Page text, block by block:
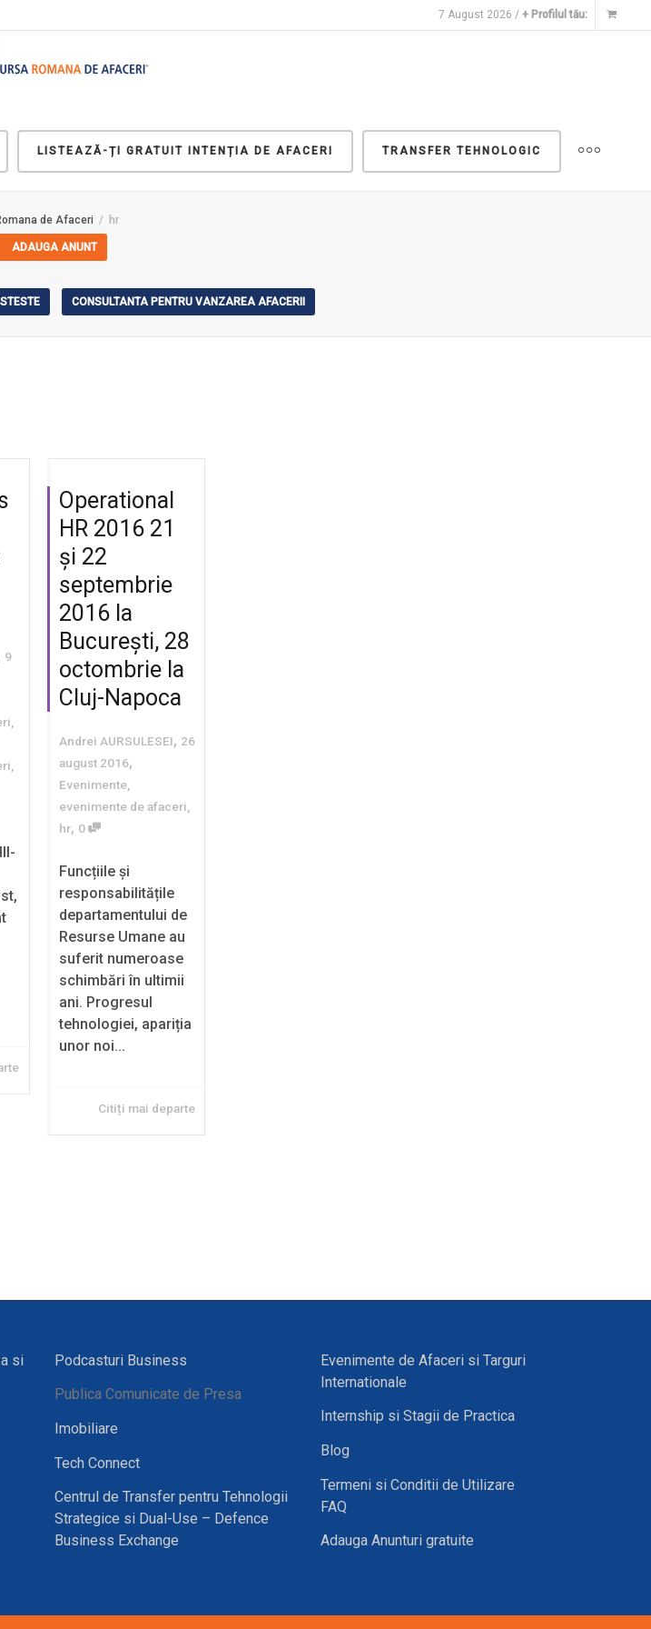
7 August 2026 / + Profilul tău:
LISTEAZĂ-ȚI GRATUIT INTENȚIA DE AFACERI TRANSFER TEHNOLOGIC
de Afaceri hr
ADAUGA ANUNT
CONSULTANTA PENTRU VANZAREA AFACERII
9
Operational
HR 2016 21
și 22
septembrie
2016 la
București, 28
octombrie la
Cluj-Napoca
Andrei AURSULESEI, 26
august 2016,
Evenimente
evenimente de afaceri
hr, 0
Funcțiile și
responsabilitățile
departamentului de
Resurse Umane au
suferit numeroase
schimbări în ultimii
ani. Progresul
tehnologiei, apariția
unor noi...
Citiți mai departe
si
Podcasturi Business
Publica Comunicate de Presa
Imobiliare
Tech Connect
Centrul de Transfer pentru Tehnologii
Strategice si Dual-Use – Defence
Business Exchange
Evenimente de Afaceri si Targuri
Internationale
Internship si Stagii de Practica
Blog
Termeni si Conditii de Utilizare
FAQ
Adauga Anunturi gratuite